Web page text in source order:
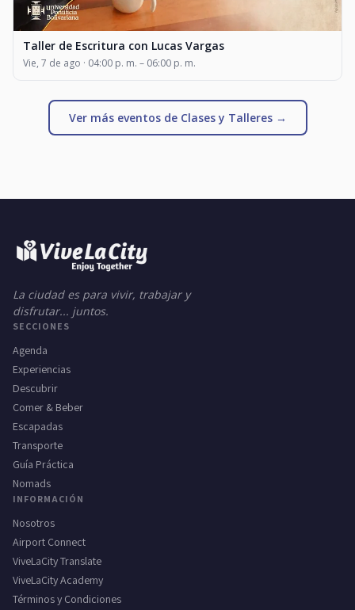
Taller de Escritura con Lucas Vargas
Vie, 7 de ago · 04:00 p. m. – 06:00 p. m.
Ver más eventos de Clases y Talleres →
La ciudad es para vivir, trabajar y
disfrutar... juntos.
SECCIONES
Agenda
Experiencias
Descubrir
Comer & Beber
Escapadas
Transporte
Guía Práctica
Nomads
INFORMACIÓN
Nosotros
Airport Connect
ViveLaCity Translate
ViveLaCity Academy
Términos y Condiciones